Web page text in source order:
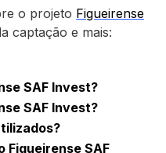
o projeto Figueirense
captação e mais:
SAF Invest?
SAF Invest?
Figueirense SAF